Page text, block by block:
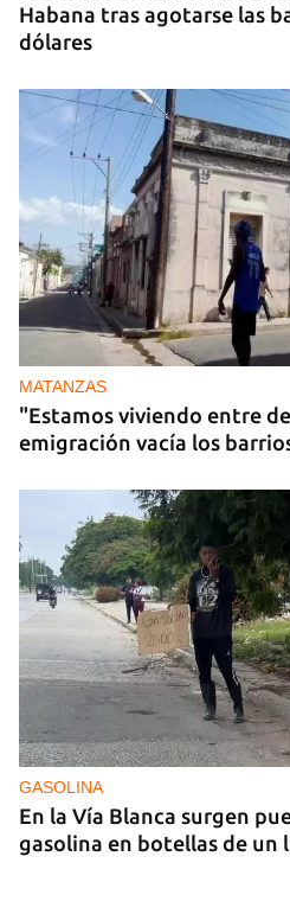
Habana tras agotarse las
dólares
MATANZAS
"Estamos viviendo entre
emigración vacía los
GASOLINA
En la Vía Blanca surgen
gasolina en botellas de un